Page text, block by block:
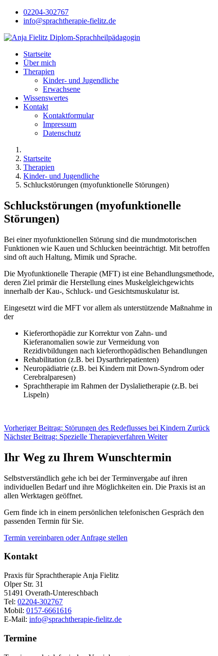
02204-302767
info@sprachtherapie-fielitz.de
Startseite
Über mich
Therapien
Kinder- und Jugendliche
Erwachsene
Wissenswertes
Kontakt
Kontaktformular
Impressum
Datenschutz
Startseite
Therapien
Kinder- und Jugendliche
Schluckstörungen (myofunktionelle Störungen)
Schluckstörungen (myofunktionelle
Störungen)
Bei einer myofunktionellen Störung sind die mundmotorischen
Funktionen wie Kauen und Schlucken beeinträchtigt. Mit betroffen
sind oft auch Haltung, Mimik und Sprache.
Die Myofunktionelle Therapie (MFT) ist eine Behandlungsmethode,
deren Ziel primär die Herstellung eines Muskelgleichgewichts
innerhalb der Kau-, Schluck- und Gesichtsmuskulatur ist.
Eingesetzt wird die MFT vor allem als unterstützende Maßnahme in
der
Kieferorthopädie zur Korrektur von Zahn- und
Kieferanomalien sowie zur Vermeidung von
Rezidivbildungen nach kieferorthopädischen Behandlungen
Rehabilitation (z.B. bei Dysarthriepatienten)
Neuropädiatrie (z.B. bei Kindern mit Down-Syndrom oder
Cerebralparesen)
Sprachtherapie im Rahmen der Dyslalietherapie (z.B. bei
Lispeln)
Vorheriger Beitrag: Störungen des Redeflusses bei Kindern Zurück
Nächster Beitrag: Spezielle Therapieverfahren Weiter
Ihr Weg zu Ihrem Wunschtermin
Selbstverständlich gehe ich bei der Terminvergabe auf ihren
individuellen Bedarf und ihre Möglichkeiten ein. Die Praxis ist an
allen Werktagen geöffnet.
Gern finde ich in einem persönlichen telefonischen Gespräch den
passenden Termin für Sie.
Termin vereinbaren oder Anfrage stellen
Kontakt
Praxis für Sprachtherapie Anja Fielitz
Olper Str. 31
51491 Overath-Untereschbach
Tel: 02204-302767
Mobil: 0157-6661616
E-Mail: info@sprachtherapie-fielitz.de
Termine